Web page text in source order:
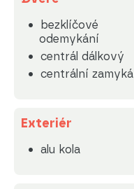
bezklíčové
odemykání
centrál dálkový
centrální
Exteriér
alu kola